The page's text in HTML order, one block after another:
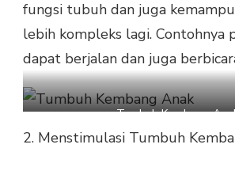
fungsi tubuh dan juga
lebih kompleks lagi. Contohnya
dapat berjalan dan juga
Tumbuh Kembang
2. Menstimulasi Tumbuh